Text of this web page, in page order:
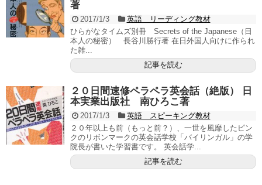
著
2017/1/3
英語 リーディング教材
ひらがなタイムズ別冊 Secrets of the Japanese（日
本人の秘密） 長谷川勝行著 在日外国人向けに作られ
た雑...
記事を読む
２０日間速修ペラペラ英会話（絶版） 日
本実業出版社 南ひろこ著
2017/1/3
英語 スピーキング教材
２０年以上も前（もっと前？）、一世を風靡したピン
クのリボンマークの英会話学校「バイリンガル」の学
院長が書いた学習書です。 英会話学...
記事を読む